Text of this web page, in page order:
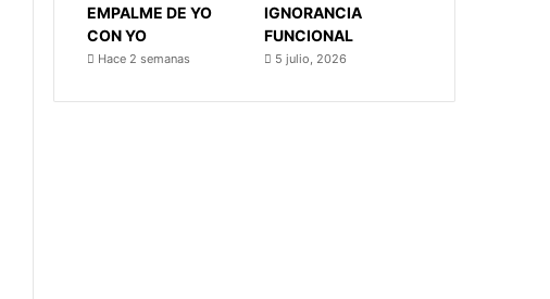
EMPALME DE YO
CON YO
Hace 2 semanas
IGNORANCIA
FUNCIONAL
5 julio, 2026